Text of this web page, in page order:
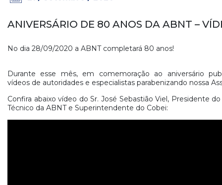
ANIVERSÁRIO DE 80 ANOS DA ABNT –
No dia 28/09/2020 a ABNT completará 80 anos!
Durante esse mês, em comemoração ao aniversário
vídeos de autoridades e especialistas parabenizando nossa
Confira abaixo vídeo do Sr. José Sebastião Viel, Presidente
Técnico da ABNT e Superintendente do Cobei: